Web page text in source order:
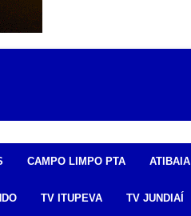
CAMPO LIMPO PTA ATIBAIA
TV ITUPEVA TV JUNDIAÍ